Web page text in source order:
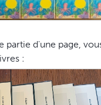
partie d'une page,
: